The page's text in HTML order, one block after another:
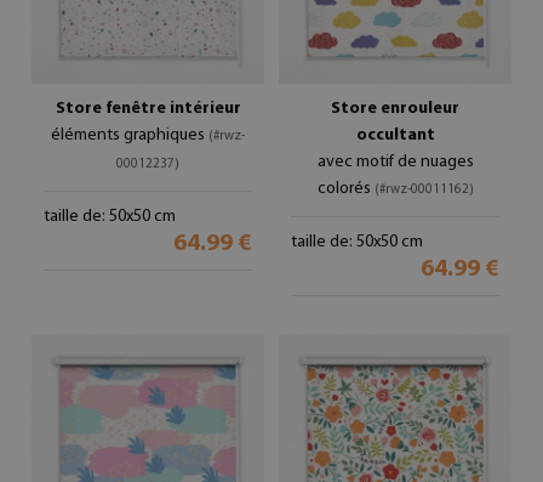
Store fenêtre intérieur
éléments graphiques (#rwz-
00012237)
taille de: 50x50 cm
64.99 €
Store enrouleur
occultant
avec motif de nuages
colorés (#rwz-00011162)
taille de: 50x50 cm
64.99 €